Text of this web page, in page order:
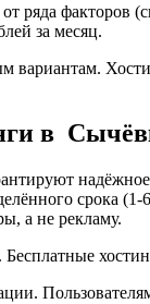
ряда
за месяц.
вариантам.
в
срока
а не рекламу.